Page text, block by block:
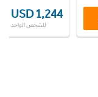
USD 1,244
للشخص الواحد